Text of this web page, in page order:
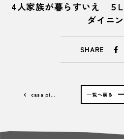
4人家族が暮らすいえ ５
ダイニ
SHARE
casa pi… 一覧へ戻る